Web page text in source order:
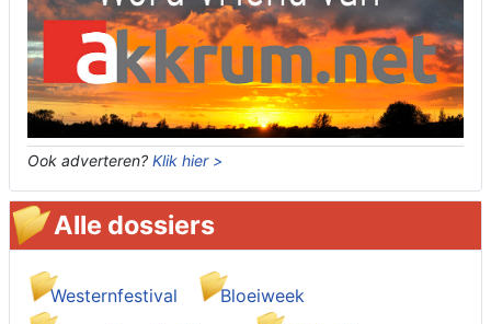
Ook adverteren? Klik hier >
Alle dossiers
Westernfestival
Bloeiweek